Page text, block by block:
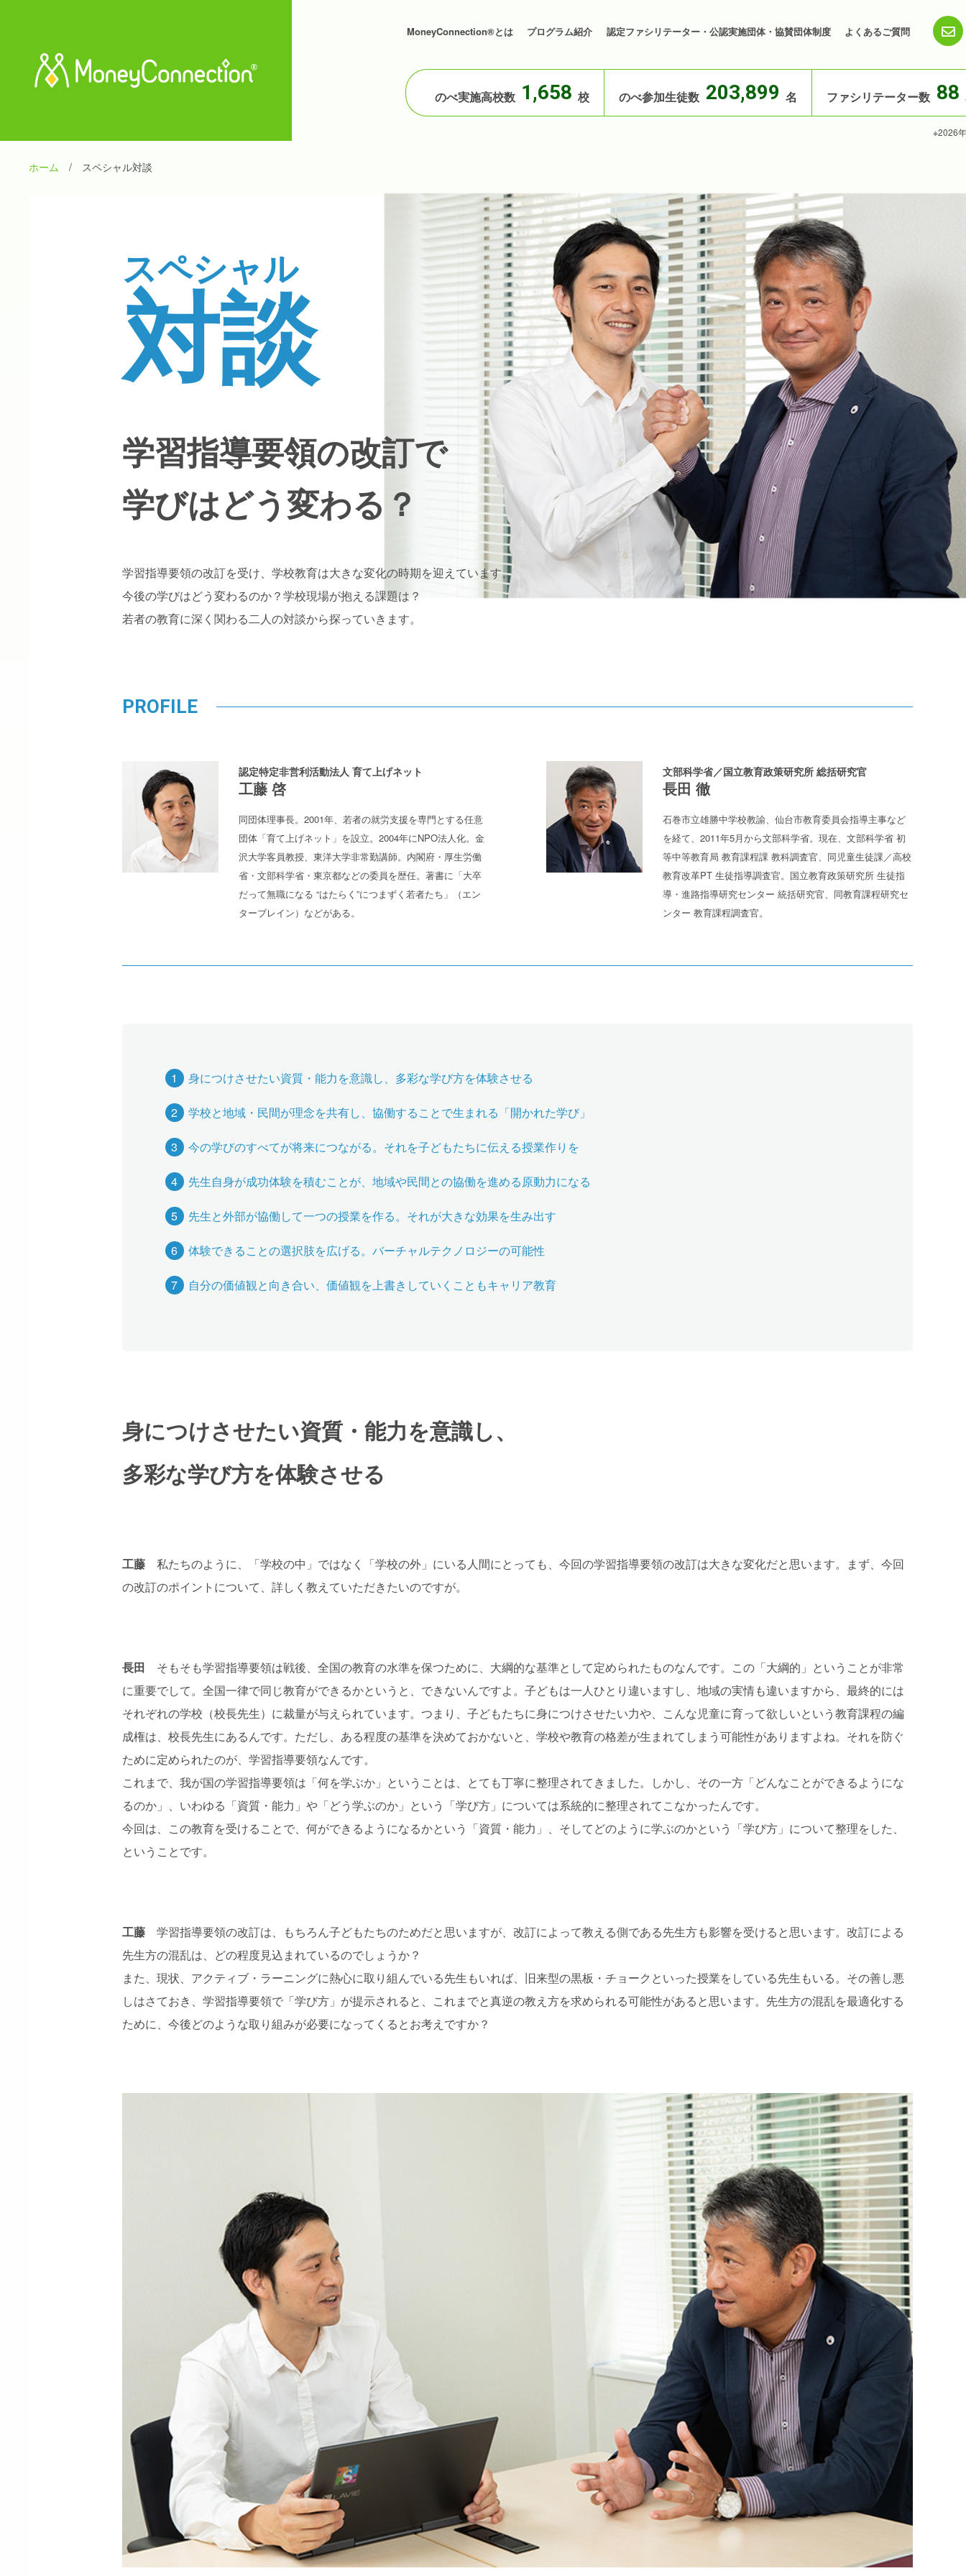
MoneyConnection®とは プログラム紹介 認定ファシリテーター・公認実施団体・協賛団体制度 よくあるご質問
のべ実施高校数 1,658 校 のべ参加生徒数 203,899 名 ファシリテーター数 88
※2026
ホーム / スペシャル対談
スペシャル
対談
学習指導要領の改訂で
学びはどう変わる？
学習指導要領の改訂を受け、学校教育は大きな変化の時期を迎えています。
今後の学びはどう変わるのか？学校現場が抱える課題は？
若者の教育に深く関わる二人の対談から探っていきます。
PROFILE
認定特定非営利活動法人 育て上げネット
工藤 啓
同団体理事長。2001年、若者の就労支援を専門とする任意
団体「育て上げネット」を設立。2004年にNPO法人化。金
沢大学客員教授、東洋大学非常勤講師。内閣府・厚生労働
省・文部科学省・東京都などの委員を歴任。著書に「大卒
だって無職になる “はたらく”につまずく若者たち」（エン
ターブレイン）などがある。
文部科学省／国立教育政策研究所 総括研究官
長田 徹
石巻市立雄勝中学校教諭、仙台市教育委員会指導主事など
を経て、2011年5月から文部科学省。現在、文部科学省 初
等中等教育局 教育課程課 教科調査官、同児童生徒課／高校
教育改革PT 生徒指導調査官。国立教育政策研究所 生徒指
導・進路指導研究センター 統括研究官、同教育課程研究セ
ンター 教育課程調査官。
身につけさせたい資質・能力を意識し、多彩な学び方を体験させる
学校と地域・民間が理念を共有し、協働することで生まれる「開かれた学び」
今の学びのすべてが将来につながる。それを子どもたちに伝える授業作りを
先生自身が成功体験を積むことが、地域や民間との協働を進める原動力になる
先生と外部が協働して一つの授業を作る。それが大きな効果を生み出す
体験できることの選択肢を広げる。バーチャルテクノロジーの可能性
自分の価値観と向き合い、価値観を上書きしていくこともキャリア教育
身につけさせたい資質・能力を意識し、
多彩な学び方を体験させる
工藤
私たちのように、「学校の中」ではなく「学校の外」にいる人間にとっても、今回の学習指導要領の改訂は大きな変化だと思います。まず、今回
の改訂のポイントについて、詳しく教えていただきたいのですが。
長田
そもそも学習指導要領は戦後、全国の教育の水準を保つために、大綱的な基準として定められたものなんです。この「大綱的」ということが非常
に重要でして。全国一律で同じ教育ができるかというと、できないんですよ。子どもは一人ひとり違いますし、地域の実情も違いますから、最終的には
それぞれの学校（校長先生）に裁量が与えられています。つまり、子どもたちに身につけさせたい力や、こんな児童に育って欲しいという教育課程の編
成権は、校長先生にあるんです。ただし、ある程度の基準を決めておかないと、学校や教育の格差が生まれてしまう可能性がありますよね。それを防ぐ
ために定められたのが、学習指導要領なんです。
これまで、我が国の学習指導要領は「何を学ぶか」ということは、とても丁寧に整理されてきました。しかし、その一方「どんなことができるようにな
るのか」、いわゆる「資質・能力」や「どう学ぶのか」という「学び方」については系統的に整理されてこなかったんです。
今回は、この教育を受けることで、何ができるようになるかという「資質・能力」、そしてどのように学ぶのかという「学び方」について整理をした、
ということです。
工藤
学習指導要領の改訂は、もちろん子どもたちのためだと思いますが、改訂によって教える側である先生方も影響を受けると思います。改訂による
先生方の混乱は、どの程度見込まれているのでしょうか？
また、現状、アクティブ・ラーニングに熱心に取り組んでいる先生もいれば、旧来型の黒板・チョークといった授業をしている先生もいる。その善し悪
しはさておき、学習指導要領で「学び方」が提示されると、これまでと真逆の教え方を求められる可能性があると思います。先生方の混乱を最適化する
ために、今後どのような取り組みが必要になってくるとお考えですか？